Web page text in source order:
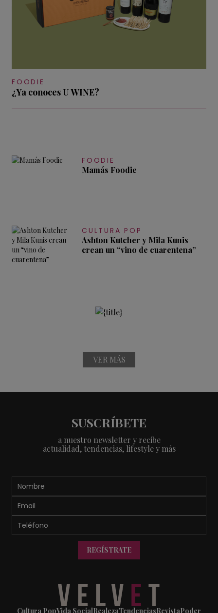
FOODIE
¿Ya conoces U WINE?
FOODIE
Mamás Foodie
CULTURA POP
Ashton Kutcher y Mila Kunis
crean un “vino de cuarentena”
VER MÁS
SUSCRÍBETE
a nuestro newsletter y recibe
actualidad, tendencias, lifestyle y más
REGÍSTRATE
Cultura PopVida Social RealezaTendenciasRevistaPoder